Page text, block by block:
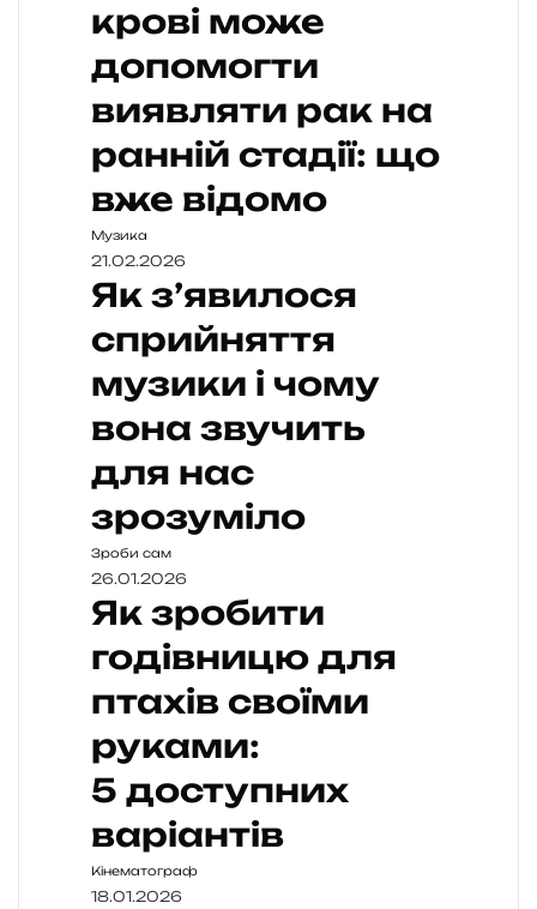
крові може
допомогти
виявляти рак на
ранній стадії: що
вже відомо
Музика
21.02.2026
Як з’явилося
сприйняття
музики і чому
вона звучить
для нас
зрозуміло
Зроби сам
26.01.2026
Як зробити
годівницю для
птахів своїми
руками:
5 доступних
варіантів
Кінематограф
18.01.2026